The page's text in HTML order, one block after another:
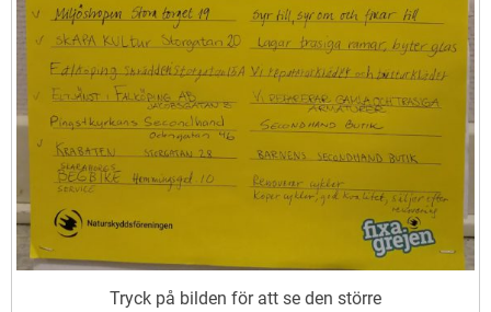
Tryck på bilden för att se den större